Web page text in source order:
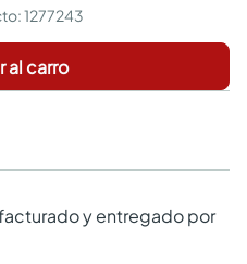
:1277243
al carro
y entregado por